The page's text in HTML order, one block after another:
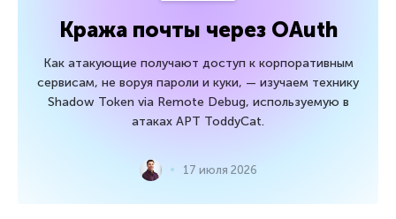
Кража почты через OAuth
Как атакующие получают доступ к корпоративным
сервисам, не воруя пароли и куки, — изучаем технику
Shadow Token via Remote Debug, используемую в
атаках APT ToddyCat.
17 июля 2026